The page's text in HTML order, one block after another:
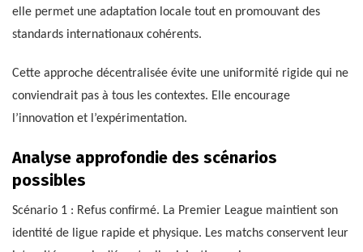
elle permet une adaptation locale tout en promouvant des
standards internationaux cohérents.
Cette approche décentralisée évite une uniformité rigide qui ne
conviendrait pas à tous les contextes. Elle encourage
l’innovation et l’expérimentation.
Analyse approfondie des scénarios
possibles
Scénario 1 : Refus confirmé. La Premier League maintient son
identité de ligue rapide et physique. Les matchs conservent leur